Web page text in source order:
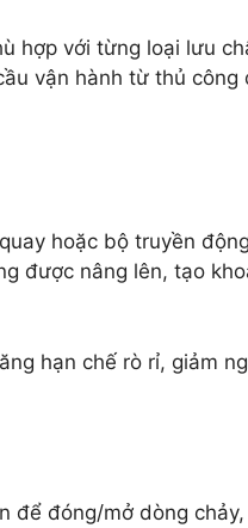
hợp với từng loại lưu
vận hành từ thủ công
hoặc bộ truyền
được nâng lên, tạo
hạn chế rò rỉ, giảm
để đóng/mở dòng